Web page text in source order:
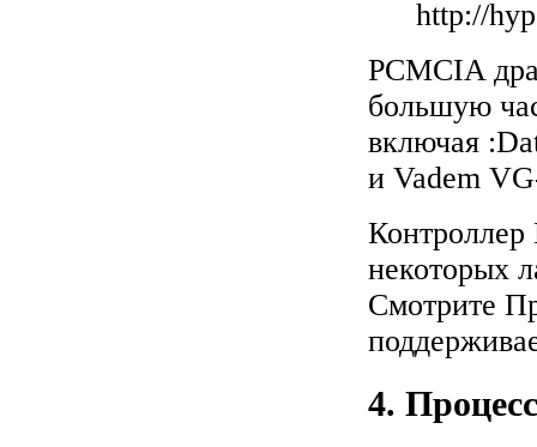
http://
PCMCIA
большую
включая
и Vadem
некоторых
Смотрите
4.